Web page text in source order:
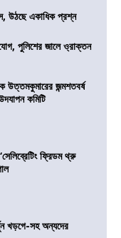
উঠছে একাধিক প্রশ্ন
পুলিশের জালে ও্রাক্তন
উত্তমকুমারের জন্মশতবর্ষ
কমিটি
ফ্রিডম থ্রু
খড়গে-সহ অন্যদের